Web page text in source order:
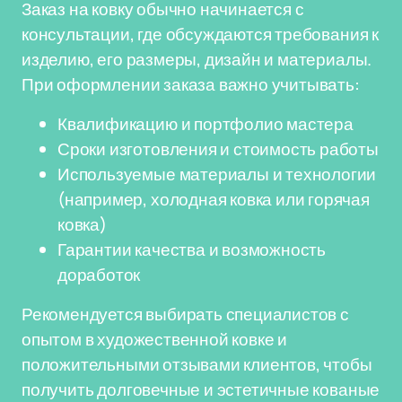
Заказ на ковку обычно начинается с
консультации, где обсуждаются требования к
изделию, его размеры, дизайн и материалы.
При оформлении заказа важно учитывать:
Квалификацию и портфолио мастера
Сроки изготовления и стоимость работы
Используемые материалы и технологии
(например, холодная ковка или горячая
ковка)
Гарантии качества и возможность
доработок
Рекомендуется выбирать специалистов с
опытом в художественной ковке и
положительными отзывами клиентов, чтобы
получить долговечные и эстетичные кованые